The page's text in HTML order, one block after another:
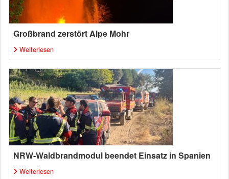
Großbrand zerstört Alpe Mohr
Weiterlesen
NRW-Waldbrandmodul beendet Einsatz in Spanien
Weiterlesen